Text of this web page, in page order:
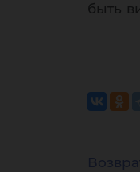
быть